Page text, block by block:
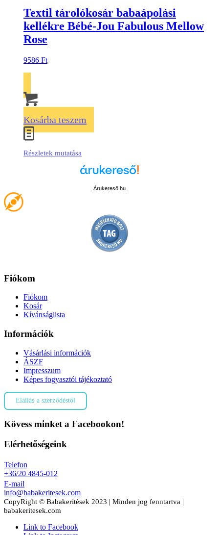
Textil tárolókosár babaápolási
kellékre Bébé-Jou Fabulous Mellow
Rose
9586 Ft
Kosárba teszem
Részletek mutatása
Árukereső.hu
Fiókom
Fiókom
Kosár
Kívánságlista
Információk
Vásárlási információk
ÁSZF
Impresszum
Képes fogyasztói tájékoztató
Elállás a szerződéstől
Kövess minket a Facebookon!
Elérhetőségeink
Telefon
+36/20 4845-012
E-mail
info@babakeritesek.com
CopyRight © Babakerítések 2023 | Minden jog fenntartva |
babakeritesek.com
Link to Facebook